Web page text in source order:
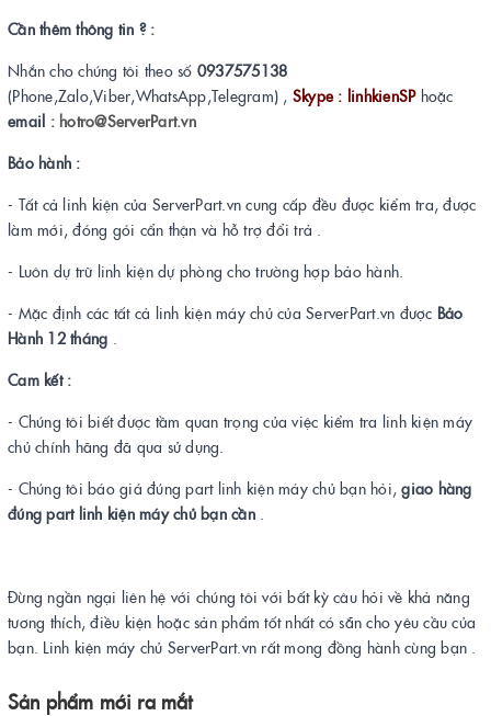
Cần thêm thông tin ? :
Nhắn cho chúng tôi theo số 0937575138
(Phone,Zalo,Viber,WhatsApp,Telegram) , Skype : linhkienSPhoặc
email : hotro@ServerPart.vn
Bảo hành :
- Tất cả linh kiện của ServerPart.vn cung cấp đều được kiểm tra, được
làm mới, đóng gói cẩn thận và hỗ trợ đổi trả .
- Luôn dự trữ linh kiện dự phòng cho trường hợp bảo hành.
- Mặc định các tất cả linh kiện máy chủ của ServerPart.vn được Bảo
Hành 12 tháng
Cam kết :
- Chúng tôi biết được tầm quan trọng của việc kiểm tra linh kiện máy
chủ chính hãng đã qua sử dụng.
- Chúng tôi báo giá đúng part linh kiện máy chủ bạn hỏi,giao hàng
đúng part linh kiện máy chủ bạn cần.
Đừng ngần ngại liên hệ với chúng tôi với bất kỳ câu hỏi về khả năng
tương thích, điều kiện hoặc sản phẩm tốt nhất có sẵn cho yêu cầu của
bạn. Linh kiện máy chủ ServerPart.vn rất mong đồng hành cùng bạn .
Sản phẩm mới ra mắt